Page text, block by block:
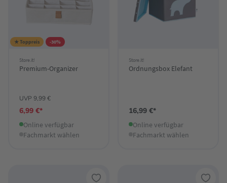
★ Toppreis -30%
Store.it!
Premium-Organizer
UVP 9,99 €
6,99 €*
Online verfügbar
Fachmarkt wählen
Store.it!
Ordnungsbox Elefant
16,99 €*
Online verfügbar
Fachmarkt wählen